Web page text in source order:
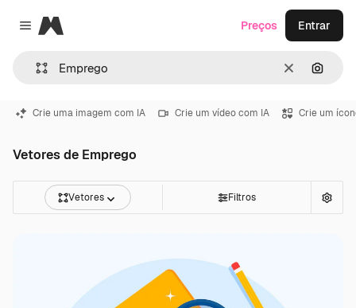
Close menu
Magnific
Limpar
Preços Entrar
Crie uma imagem com IA Crie um vídeo com IA Crie um
Vetores de Emprego
Vetores Filtros